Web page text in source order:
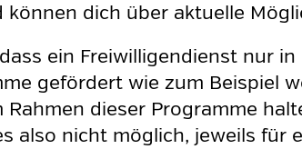
dich über aktuelle
ein Freiwilligendienst nur
gefördert wie zum Beispiel
dieser Programme
also nicht möglich, jeweils für